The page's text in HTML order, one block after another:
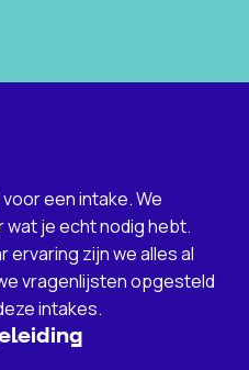
voor een intake. We
wat je echt nodig hebt.
ervaring zijn we alles al
vragenlijsten opgesteld
intakes.